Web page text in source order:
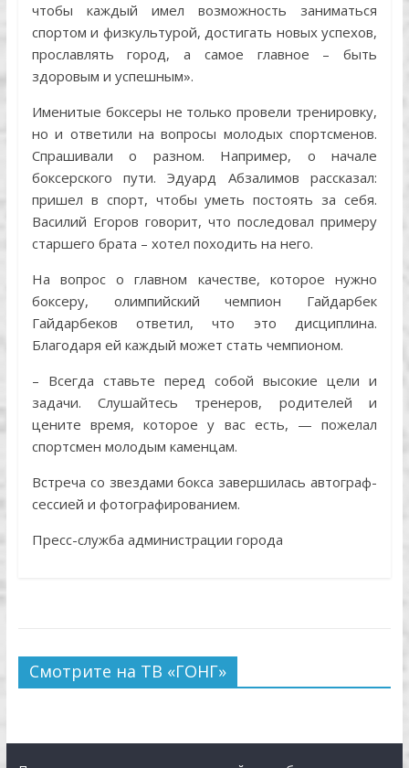
чтобы каждый имел возможность заниматься
спортом и физкультурой, достигать новых успехов,
прославлять город, а самое главное – быть
здоровым и успешным».
Именитые боксеры не только провели тренировку,
но и ответили на вопросы молодых спортсменов.
Спрашивали о разном. Например, о начале
боксерского пути. Эдуард Абзалимов рассказал:
пришел в спорт, чтобы уметь постоять за себя.
Василий Егоров говорит, что последовал примеру
старшего брата – хотел походить на него.
На вопрос о главном качестве, которое нужно
боксеру, олимпийский чемпион Гайдарбек
Гайдарбеков ответил, что это дисциплина.
Благодаря ей каждый может стать чемпионом.
– Всегда ставьте перед собой высокие цели и
задачи. Слушайтесь тренеров, родителей и
цените время, которое у вас есть, — пожелал
спортсмен молодым каменцам.
Встреча со звездами бокса завершилась автограф-
сессией и фотографированием.
Пресс-служба администрации города
Смотрите на ТВ «ГОНГ»